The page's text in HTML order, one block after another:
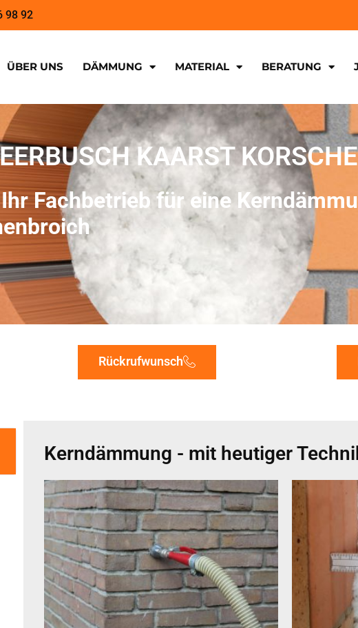
98 92
ÜBER UNS DÄMMUNG MATERIAL BERATUNG
KAARST
Fachbetrieb für eine
Rückrufwunsch
Kerndämmung - mit heutiger